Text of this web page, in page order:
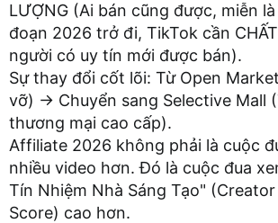
LƯỢNG (Ai bán cũng được, miễn
đoạn 2026 trở đi, TikTok cần
người có uy tín mới được bán).
Sự thay đổi cốt lõi: Từ Open
vỡ) -> Chuyển sang Selective Mall
thương mại cao cấp).
Affiliate 2026 không phải là cuộc
nhiều video hơn. Đó là cuộc đua
Tín Nhiệm Nhà Sáng Tạo"
Score) cao hơn.